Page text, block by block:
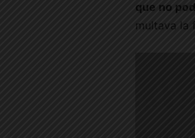
que no
multava